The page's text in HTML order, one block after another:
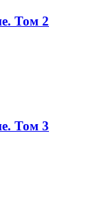
Том 2
Том 3